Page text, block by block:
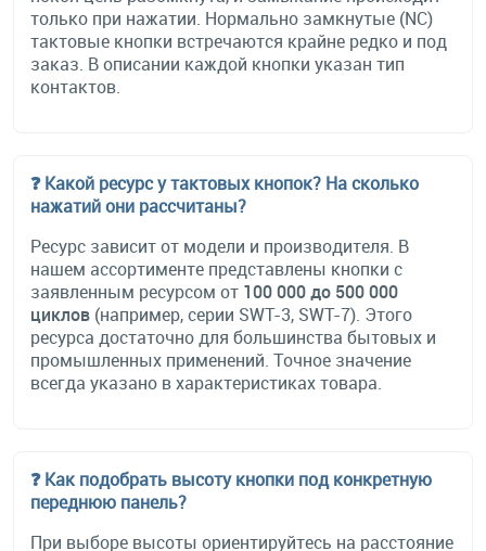
только при нажатии. Нормально замкнутые (NC)
тактовые кнопки встречаются крайне редко и под
заказ. В описании каждой кнопки указан тип
контактов.
❓ Какой ресурс у тактовых кнопок? На сколько
нажатий они рассчитаны?
Ресурс зависит от модели и производителя. В
нашем ассортименте представлены кнопки с
заявленным ресурсом от 100 000 до 500 000
циклов (например, серии SWT-3, SWT-7). Этого
ресурса достаточно для большинства бытовых и
промышленных применений. Точное значение
всегда указано в характеристиках товара.
❓ Как подобрать высоту кнопки под конкретную
переднюю панель?
При выборе высоты ориентируйтесь на расстояние